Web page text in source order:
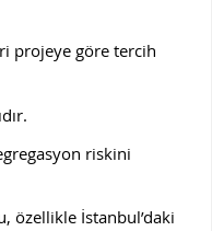
projeye göre tercih
riskini
özellikle İstanbul’daki